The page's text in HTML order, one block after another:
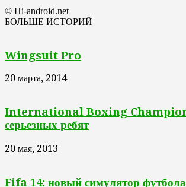
© Hi-android.net
БОЛЬШЕ ИСТОРИЙ
Wingsuit Pro
20 марта, 2014
International Boxing
серьезных ребят
20 мая, 2013
Fifa 14: новый симулятор футбола